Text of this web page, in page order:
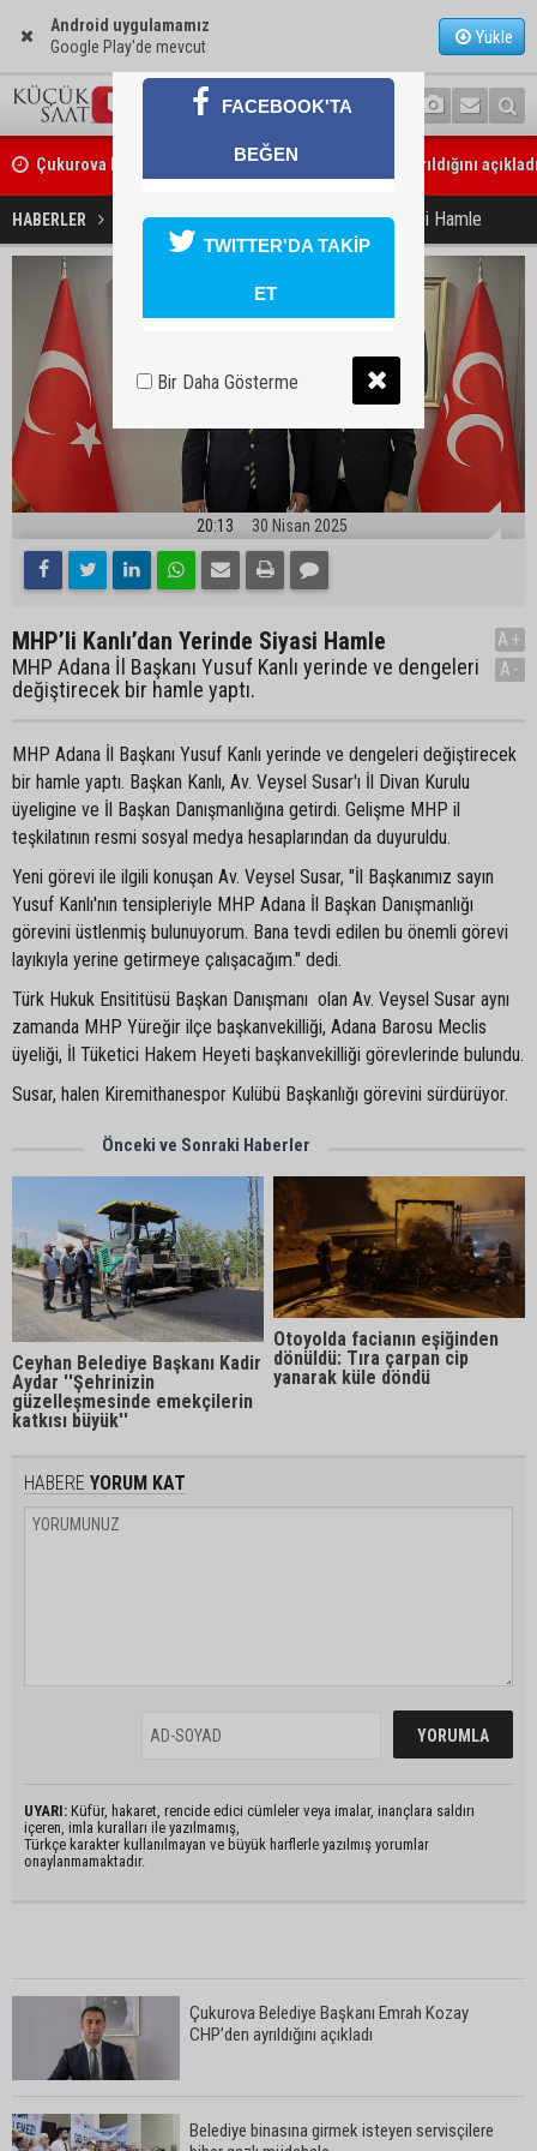
Android uygulamamız
Google Play'de mevcut
Yükle
Çukurova Belediye Başkanı Emrah Kozay CHP’den ayrıldığını
Belediye binasına girmek isteyen servisçilere biber gazlı müdahale
HABERLER SİYASET MHP’li Kanlı’dan Yerinde Siyasi Hamle
20:13 30 Nisan 2025
MHP’li Kanlı’dan Yerinde Siyasi Hamle
MHP Adana İl Başkanı Yusuf Kanlı yerinde ve dengeleri
değiştirecek bir hamle yaptı.
A+
A-
MHP Adana İl Başkanı Yusuf Kanlı yerinde ve dengeleri değiştirecek
bir hamle yaptı. Başkan Kanlı, Av. Veysel Susar'ı İl Divan Kurulu
üyeligine ve İl Başkan Danışmanlığına getirdi. Gelişme MHP il
teşkilatının resmi sosyal medya hesaplarından da duyuruldu.
Yeni görevi ile ilgili konuşan Av. Veysel Susar, "İl Başkanımız sayın
Yusuf Kanlı'nın tensipleriyle MHP Adana İl Başkan Danışmanlığı
görevini üstlenmiş bulunuyorum. Bana tevdi edilen bu önemli görevi
layıkıyla yerine getirmeye çalışacağım." dedi.
Türk Hukuk Ensititüsü Başkan Danışmanı olan Av. Veysel Susar aynı
zamanda MHP Yüreğir ilçe başkanvekilliği, Adana Barosu Meclis
üyeliği, İl Tüketici Hakem Heyeti başkanvekilliği görevlerinde bulundu.
Susar, halen Kiremithanespor Kulübü Başkanlığı görevini sürdürüyor.
Önceki ve Sonraki Haberler
Ceyhan Belediye Başkanı Kadir
Aydar ''Şehrinizin
güzelleşmesinde emekçilerin
katkısı büyük''
Otoyolda facianın eşiğinden
dönüldü: Tıra çarpan cip
yanarak küle döndü
HABERE YORUM KAT
UYARI: Küfür, hakaret, rencide edici cümleler veya imalar, inançlara saldırı
içeren, imla kuralları ile yazılmamış,
Türkçe karakter kullanılmayan ve büyük harflerle yazılmış yorumlar
onaylanmamaktadır.
Çukurova Belediye Başkanı Emrah Kozay
CHP’den ayrıldığını açıkladı
Belediye binasına girmek isteyen servisçilere
FACEBOOK'TA
BEĞEN
TWITTER'DA TAKİP
ET
Bir Daha Gösterme